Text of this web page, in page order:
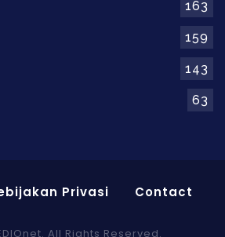
163
159
143
63
Privasi Contact
All Rights Reserved.